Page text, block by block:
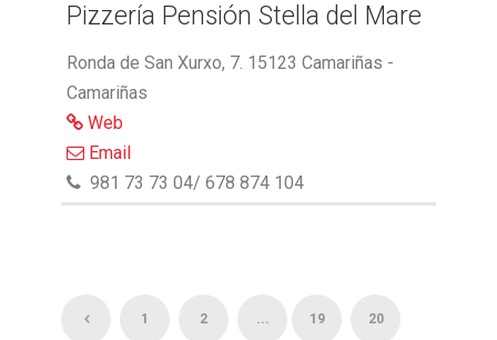
Pizzería Pensión Stella del Mare
Ronda de San Xurxo, 7. 15123 Camariñas -
Camariñas
Web
Email
981 73 73 04/ 678 874 104
1 2 ... 19 20